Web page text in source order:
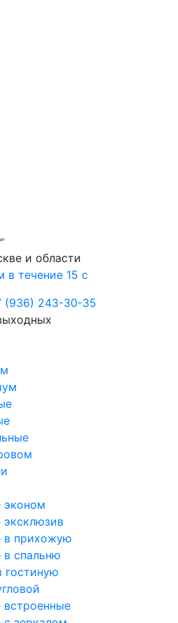
и области
в течение 15 с
(936) 243-30-35
в прихожую
спальню
гостиную